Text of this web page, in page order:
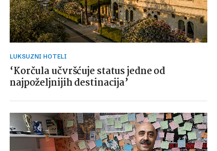
LUKSUZNI HOTELI
‘Korčula učvršćuje status jedne od
najpoželjnijih destinacija’